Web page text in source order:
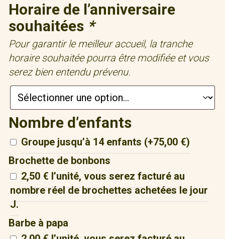
Horaire de l’anniversaire
souhaitées *
Pour garantir le meilleur accueil, la tranche
horaire souhaitée pourra être modifiée et vous
serez bien entendu prévenu.
Nombre d’enfants
Groupe jusqu’à 14 enfants (+75,00 €)
Brochette de bonbons
2,50 € l’unité, vous serez facturé au
nombre réel de brochettes achetées le jour
J.
Barbe à papa